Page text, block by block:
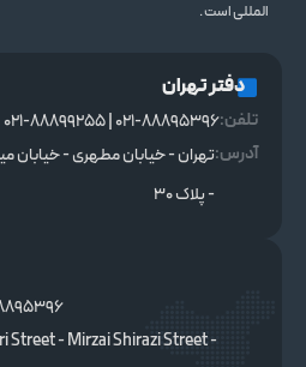
المللی است .
دفتر تهران
تلفن:021-88895396 | 021-88899255
آدرس:
- پلاک ۳۰
| 021-88899255
Street - Mirzai Shirazi Street -